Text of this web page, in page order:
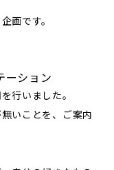
画です。
ション
行いました。
いことを、ご案内